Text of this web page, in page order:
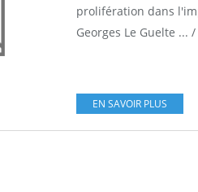
prolifération dans
Georges Le Guelte ... /
EN SAVOIR PLUS